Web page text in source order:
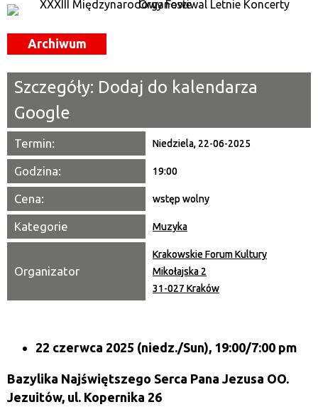
Archiwum
Szczegóły: Dodaj do kalendarza
Google
Termin: Niedziela, 22-06-2025
Godzina: 19:00
Cena: wstęp wolny
Kategorie Muzyka
Organizator
Krakowskie Forum Kultury
Mikołajska 2
31-027 Kraków
22 czerwca 2025 (niedz./Sun), 19:00/7:00 pm
Bazylika Najświętszego Serca Pana Jezusa OO.
Jezuitów, ul. Kopernika 26